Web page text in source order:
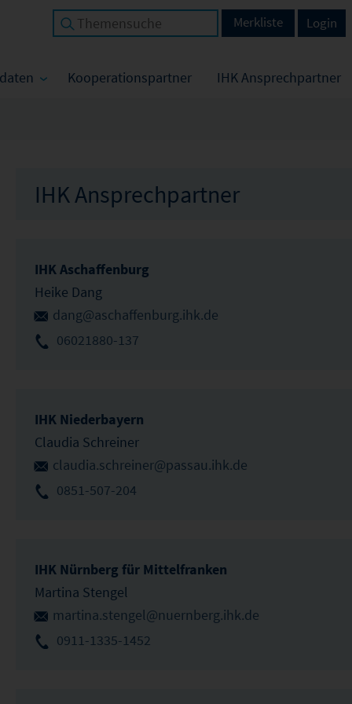
Kooperationspartner IHK Ansprechpartner
Login
Merkliste
IHK Ansprechpartner
IHK Aschaffenburg
Heike Dang
dang@aschaffenburg.ihk.de
06021880-137
IHK Niederbayern
Claudia Schreiner
claudia.schreiner@passau.ihk.de
0851-507-204
IHK Nürnberg für Mittelfranken
Martina Stengel
martina.stengel@nuernberg.ihk.de
0911-1335-1452